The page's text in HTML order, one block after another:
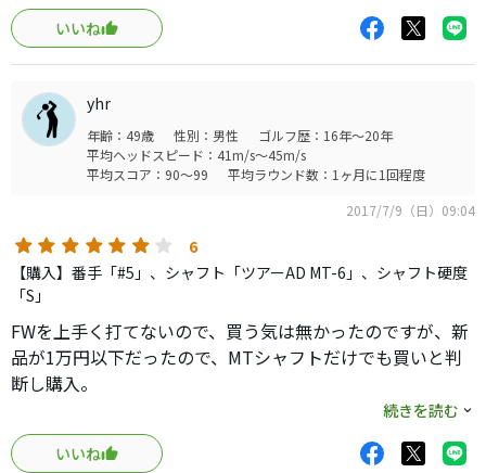
性も高くて、打感も柔らかくて気に入りました。
赤いヘッドは当初は毒々しいと思いましたが、練習してる
うちに全く気にならなくなるので不思議でした。 テーラ
ーの白いヘッドはダメでしたけど・・・。
弾道は中弾道で前にグングン伸びていき、捕まりも良い感
じでニュートラルで良い感じです。
非常に打ちやいので5Wも追加で購入しました。
いいね
yhr
年齢：49歳 性別：男性
ゴルフ歴：16年～20年
平均ヘッドスピード：41m/s～45m/s
平均スコア：90～99
平均ラウンド数：1ヶ月に1回程度
2017/7/9（日）09:04
6
【購入】番手「#5」、シャフト「ツアーAD MT-6」、シャフト硬度
「S」
FWを上手く打てないので、買う気は無かったのですが、新
品が1万円以下だったので、MTシャフトだけでも買いと判
断し購入。
力を抜いて練習を続けていたら、ほぼ思い通りに打てるよ
うになりましたが、なれるまで少し時間が必要でした。
続きを読む
いいね